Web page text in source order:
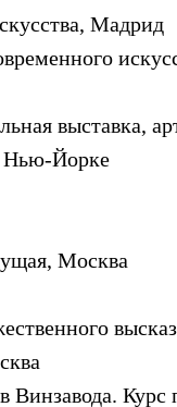
Мадрид
выставка,
Нью-Йорке
Москва
Винзавода.